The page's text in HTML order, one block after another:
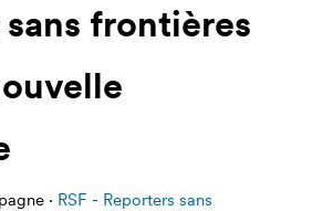
frontières
· RSF - Reporters sans